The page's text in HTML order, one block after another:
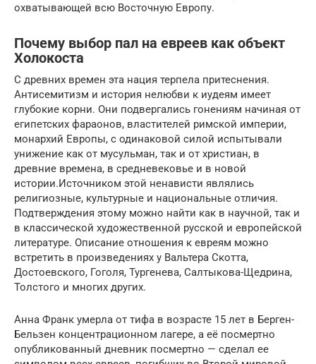
охватывающей всю Восточную Европу.
Почему выбор пал на евреев как объект
Холокоста
С древних времен эта нация терпела притеснения.
Антисемитизм и история нелюбви к иудеям имеет
глубокие корни. Они подвергались гонениям начиная от
египетских фараонов, властителей римской империи,
монархий Европы, с одинаковой силой испытывали
унижение как от мусульман, так и от христиан, в
древние времена, в средневековье и в новой
истории.Источником этой ненависти являлись
религиозные, культурные и национальные отличия.
Подтверждения этому можно найти как в научной, так и
в классической художественной русской и европейской
литературе. Описание отношения к евреям можно
встретить в произведениях у Вальтера Скотта,
Достоевского, Гоголя, Тургенева, Салтыкова-Щедрина,
Толстого и многих других.
Анна Франк умерла от тифа в возрасте 15 лет в Берген-
Бельзен концентрационном лагере, а её посмертно
опубликованный дневник посмертно — сделал ее